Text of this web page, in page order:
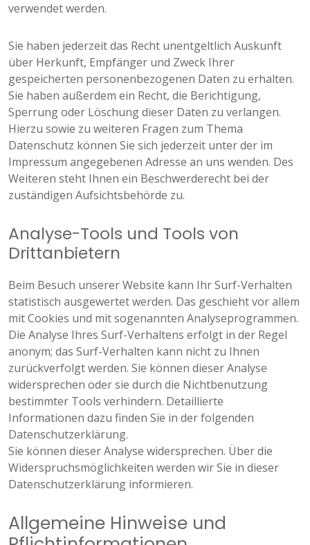
verwendet werden.
Sie haben jederzeit das Recht unentgeltlich Auskunft
über Herkunft, Empfänger und Zweck Ihrer
gespeicherten personenbezogenen Daten zu erhalten.
Sie haben außerdem ein Recht, die Berichtigung,
Sperrung oder Löschung dieser Daten zu verlangen.
Hierzu sowie zu weiteren Fragen zum Thema
Datenschutz können Sie sich jederzeit unter der im
Impressum angegebenen Adresse an uns wenden. Des
Weiteren steht Ihnen ein Beschwerderecht bei der
zuständigen Aufsichtsbehörde zu.
Analyse-Tools und Tools von
Drittanbietern
Beim Besuch unserer Website kann Ihr Surf-Verhalten
statistisch ausgewertet werden. Das geschieht vor allem
mit Cookies und mit sogenannten Analyseprogrammen.
Die Analyse Ihres Surf-Verhaltens erfolgt in der Regel
anonym; das Surf-Verhalten kann nicht zu Ihnen
zurückverfolgt werden. Sie können dieser Analyse
widersprechen oder sie durch die Nichtbenutzung
bestimmter Tools verhindern. Detaillierte
Informationen dazu finden Sie in der folgenden
Datenschutzerklärung.
Sie können dieser Analyse widersprechen. Über die
Widerspruchsmöglichkeiten werden wir Sie in dieser
Datenschutzerklärung informieren.
Allgemeine Hinweise und